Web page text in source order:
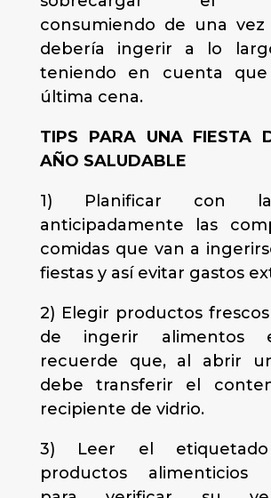
consumiendo de una
debería ingerir a lo
teniendo en cuenta
última cena.
TIPS PARA UNA FIESTA
AÑO SALUDABLE
1) Planificar con
anticipadamente las
comidas que van a
fiestas y así evitar gastos
2) Elegir productos
de ingerir alimentos
recuerde que, al abrir
debe transferir el
recipiente de vidrio.
3) Leer el
productos alimenticios